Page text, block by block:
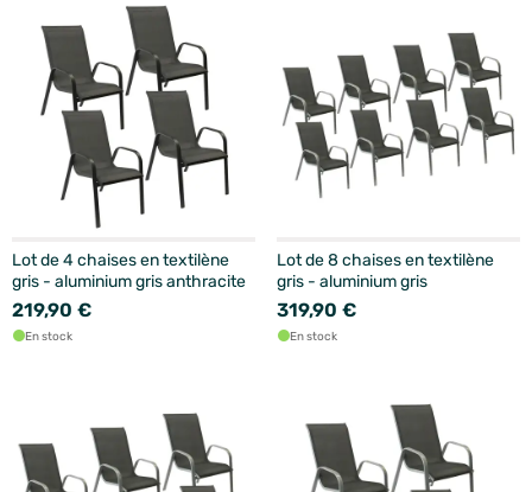
Lot de 4 chaises en textilène
gris - aluminium gris anthracite
219,90 €
En stock
Lot de 8 chaises en textilène
gris - aluminium gris
319,90 €
En stock